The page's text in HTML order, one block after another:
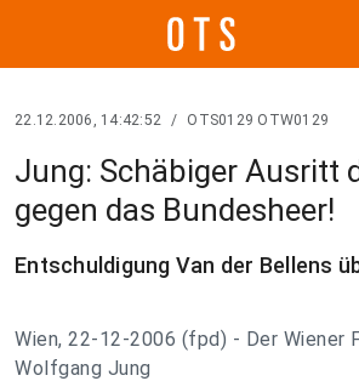
22.12.2006, 14:42:52 / OTS0129 OTW0129
Jung: Schäbiger Ausritt
gegen das Bundesheer!
Entschuldigung Van der Bellens
Wien, 22-12-2006 (fpd) - Der Wiener
Wolfgang Jung